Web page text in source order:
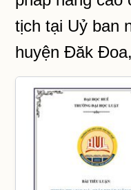
tịch tại Uỷ ban
huyện Đăk